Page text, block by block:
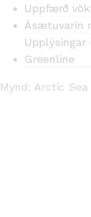
Uppfærð
Ásætuvarin
Greenline
Mynd: Arctic Sea